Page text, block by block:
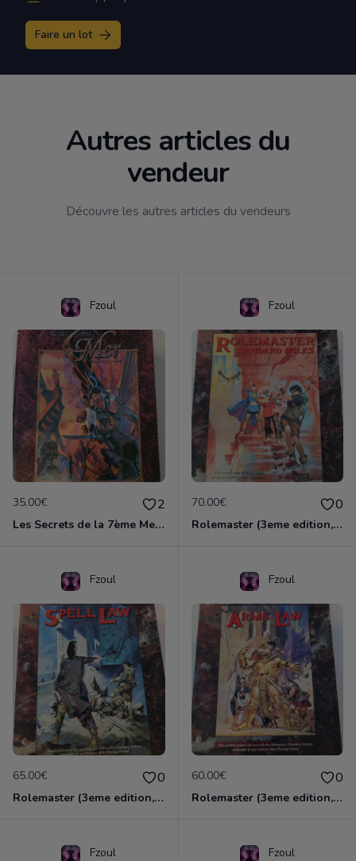
Faire un lot
Autres articles du
vendeur
Découvre les autres articles du vendeurs
Fzoul
35.00€ 2
Les Secrets de la 7ème Mer - Guide du Joueur
Fzoul
70.00€ 0
Rolemaster (3eme edition, US) - Standard Rules
Fzoul
65.00€ 0
Rolemaster (3eme edition, US) - Spell Law
Fzoul
60.00€ 0
Rolemaster (3eme edition, US) - Arms Law
Fzoul Fzoul